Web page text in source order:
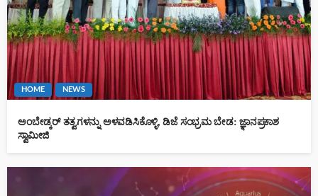
HOME NEWS
ಅಂಬೇಡ್ಕರ್ ತತ್ವಗಳನ್ನು ಅಳವಡಿಸಿಕೊಳ್ಳಿ, ಡಿಜೆ ಸಂಭ್ರಮ ಬೇಡ: ಜ್ಞಾನಪ್ರಕಾಶ
ಸ್ವಾಮೀಜಿ